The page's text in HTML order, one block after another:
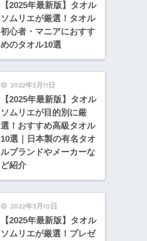
【2025年最新版】タオル
ソムリエが厳選！タオル
初心者・マニアにおすす
めのタオル10選
2022年3月11日
【2025年最新版】タオル
ソムリエが目的別に厳
選！おすすめ高級タオル
10選｜日本製の有名タオ
ルブランドやメーカーな
ど紹介
2022年3月10日
【2025年最新版】タオル
ソムリエが厳選！プレゼ